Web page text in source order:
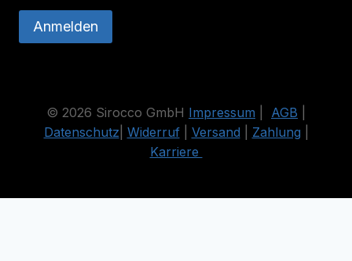
Anmelden
© 2026 Sirocco GmbH Impressum AGB
Datenschutz Widerruf| Versand Zahlung
Karriere